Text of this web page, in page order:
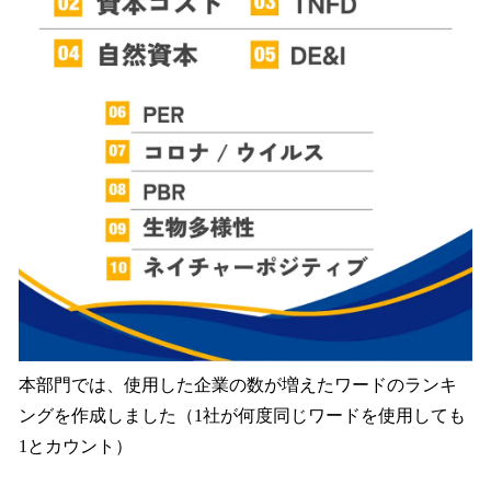
本部門では、使用した企業の数が増えたワードのランキ
ングを作成しました（1社が何度同じワードを使用しても
1とカウント）